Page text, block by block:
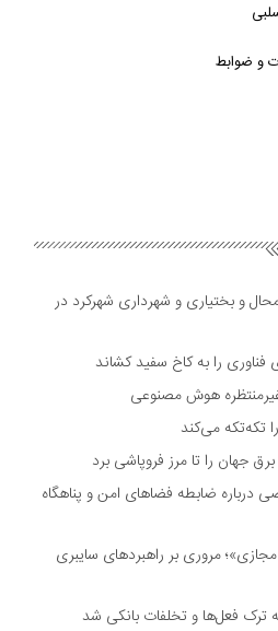
و ضوابط
و بختیاری و شهرداری شهرکرد در
را به کاخ سفید کشاند
غیرمنتظره هوش مصنوعی
تکه‌تکه می‌کند
را تا مرز فروپاشی برد
درباره ضابطه فضا‌های امن و پناهگاه
مروری بر راهبرد‌های سایبری
ترک فعل‌ها و تخلفات بانکی شد